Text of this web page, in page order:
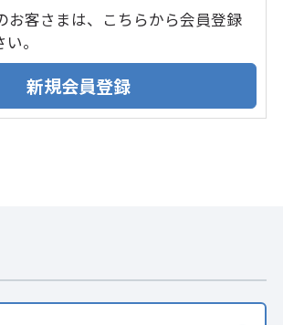
お客さまは、こちらから会員登録
。